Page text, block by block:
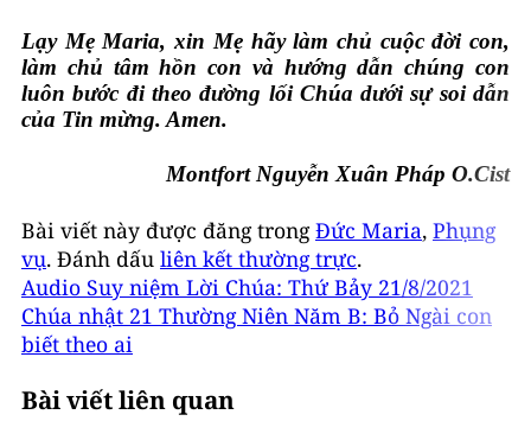
Lạy Mẹ Maria, xin Mẹ hãy làm chủ cuộc đời con,
làm chủ tâm hồn con và hướng dẫn chúng con
luôn bước đi theo đường lối Chúa dưới sự soi dẫn
của Tin mừng. Amen.
Montfort Nguyễn Xuân Pháp O.Cist
Bài viết này được đăng trongĐức Maria, Phụng
vụ. Đánh dấu liên kết thường trực.
Audio Suy niệm Lời Chúa: Thứ Bảy 21/8/2021
Chúa nhật 21 Thường Niên Năm B: Bỏ Ngài con
biết theo ai
Bài viết liên quan